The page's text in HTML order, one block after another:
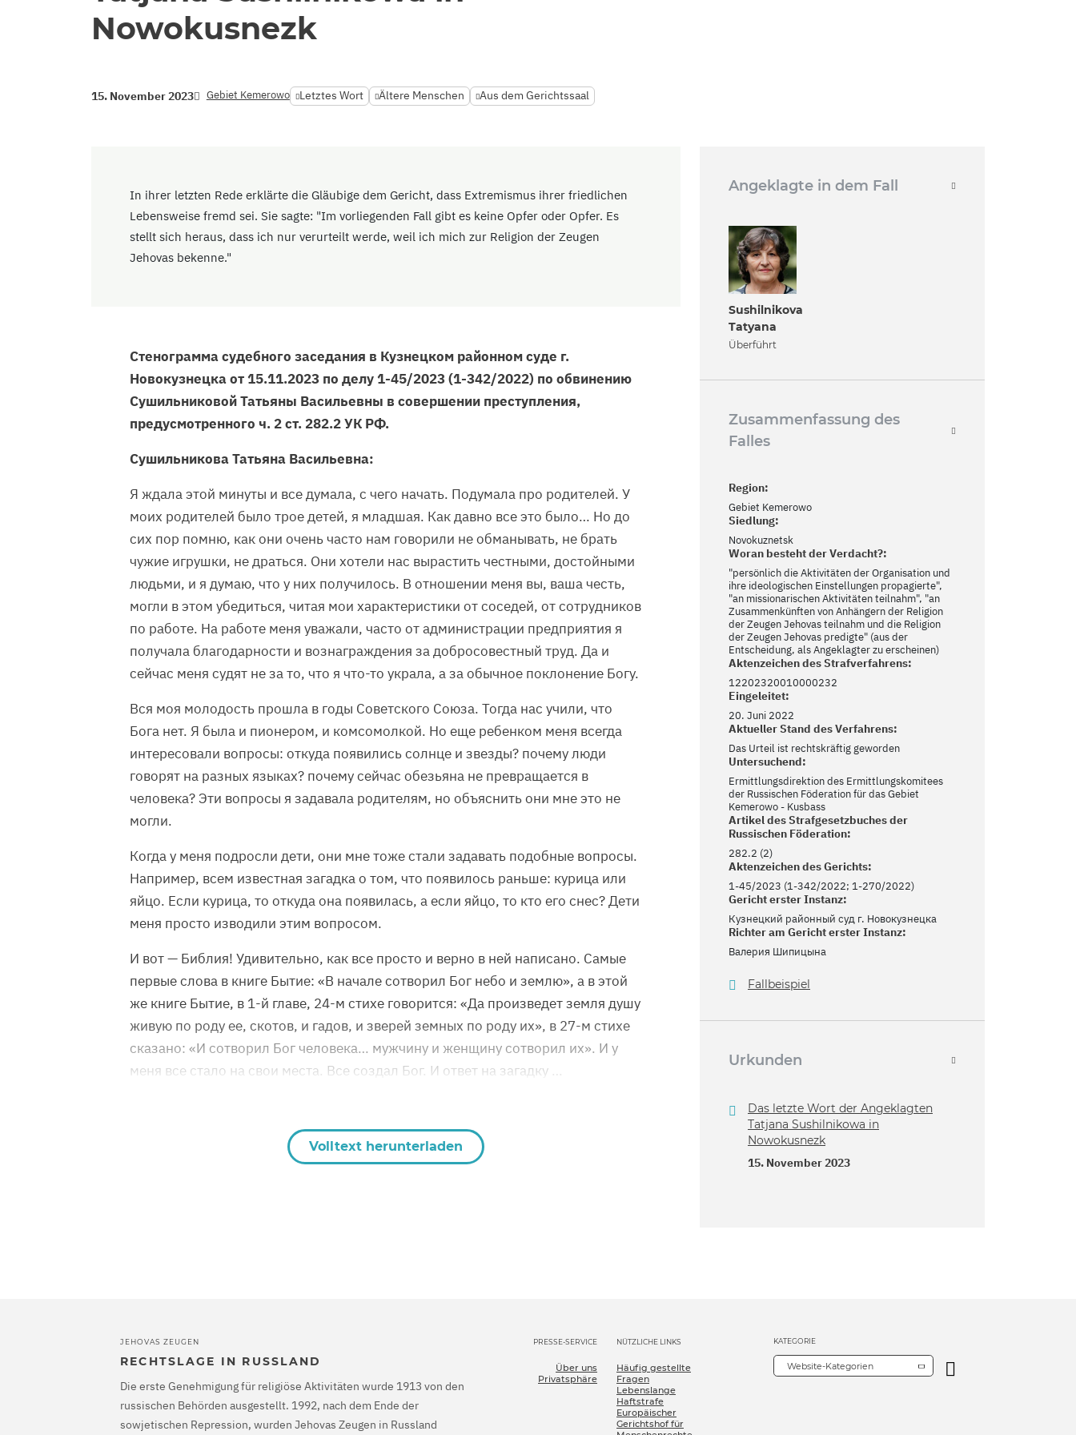
Nowokusnezk
15. November 2023 Gebiet Kemerowo Letztes Wort Ältere Menschen Aus dem Gerichtssaal
In ihrer letzten Rede erklärte die Gläubige dem Gericht, dass Extremismus ihrer friedlichen
Lebensweise fremd sei. Sie sagte: "Im vorliegenden Fall gibt es keine Opfer oder Opfer. Es
stellt sich heraus, dass ich nur verurteilt werde, weil ich mich zur Religion der Zeugen
Jehovas bekenne."
Стенограмма судебного заседания в Кузнецком районном суде г.
Новокузнецка от 15.11.2023 по делу 1-45/2023 (1-342/2022) по обвинению
Сушильниковой Татьяны Васильевны в совершении преступления,
предусмотренного ч. 2 ст. 282.2 УК РФ.
Сушильникова Татьяна Васильевна:
Я ждала этой минуты и все думала, с чего начать. Подумала про родителей. У
моих родителей было трое детей, я младшая. Как давно все это было… Но до
сих пор помню, как они очень часто нам говорили не обманывать, не брать
чужие игрушки, не драться. Они хотели нас вырастить честными, достойными
людьми, и я думаю, что у них получилось. В отношении меня вы, ваша честь,
могли в этом убедиться, читая мои характеристики от соседей, от сотрудников
по работе. На работе меня уважали, часто от администрации предприятия я
получала благодарности и вознаграждения за добросовестный труд. Да и
сейчас меня судят не за то, что я что-то украла, а за обычное поклонение Богу.
Вся моя молодость прошла в годы Советского Союза. Тогда нас учили, что
Бога нет. Я была и пионером, и комсомолкой. Но еще ребенком меня всегда
интересовали вопросы: откуда появились солнце и звезды? почему люди
говорят на разных языках? почему сейчас обезьяна не превращается в
человека? Эти вопросы я задавала родителям, но объяснить они мне это не
могли.
Когда у меня подросли дети, они мне тоже стали задавать подобные вопросы.
Например, всем известная загадка о том, что появилось раньше: курица или
яйцо. Если курица, то откуда она появилась, а если яйцо, то кто его снес? Дети
меня просто изводили этим вопросом.
И вот — Библия! Удивительно, как все просто и верно в ней написано. Самые
первые слова в книге Бытие: «В начале сотворил Бог небо и землю», а в этой
же книге Бытие, в 1-й главе, 24-м стихе говорится: «Да произведет земля душу
живую по роду ее, скотов, и гадов, и зверей земных по роду их», в 27-м стихе
сказано: «И сотворил Бог человека… мужчину и женщину сотворил их». И у
меня все стало на свои места. Все создал Бог. И ответ на загадку …
Volltext herunterladen
Angeklagte in dem Fall
Sushilnikova
Tatyana
Überführt
Zusammenfassung des
Falles
Region:
Gebiet Kemerowo
Siedlung:
Novokuznetsk
Woran besteht der Verdacht?:
"persönlich die Aktivitäten der Organisation und
ihre ideologischen Einstellungen propagierte",
"an missionarischen Aktivitäten teilnahm", "an
Zusammenkünften von Anhängern der Religion
der Zeugen Jehovas teilnahm und die Religion
der Zeugen Jehovas predigte" (aus der
Entscheidung, als Angeklagter zu erscheinen)
Aktenzeichen des Strafverfahrens:
12202320010000232
Eingeleitet:
20. Juni 2022
Aktueller Stand des Verfahrens:
Das Urteil ist rechtskräftig geworden
Untersuchend:
Ermittlungsdirektion des Ermittlungskomitees
der Russischen Föderation für das Gebiet
Kemerowo - Kusbass
Artikel des Strafgesetzbuches der
Russischen Föderation:
282.2 (2)
Aktenzeichen des Gerichts:
1-45/2023 (1-342/2022; 1-270/2022)
Gericht erster Instanz:
Кузнецкий районный суд г. Новокузнецка
Richter am Gericht erster Instanz:
Валерия Шипицына
Fallbeispiel
Urkunden
Das letzte Wort der Angeklagten
Tatjana Sushilnikowa in
Nowokusnezk
15. November 2023
JEHOVAS ZEUGEN
RECHTSLAGE IN RUSSLAND
Die erste Genehmigung für religiöse Aktivitäten wurde 1913 von den
russischen Behörden ausgestellt. 1992, nach dem Ende der
sowjetischen Repression, wurden Jehovas Zeugen in Russland
PRESSE-SERVICE
Über uns
Privatsphäre
NÜTZLICHE LINKS
Häufig gestellte
Fragen
Lebenslange
Haftstrafe
Europäischer
Gerichtshof für
KATEGORIE
Website-Kategorien